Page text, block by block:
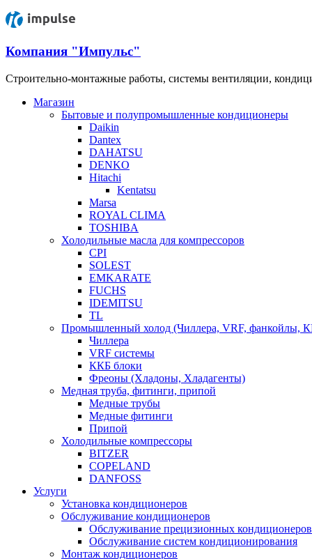
Компания "Импульс"
Строительно-монтажные работы, системы вентиляции,
Магазин
Бытовые и полупромышленные кондиционеры
Daikin
Dantex
DAHATSU
DENKO
Hitachi
Kentatsu
Marsa
ROYAL CLIMA
TOSHIBA
Холодильные масла для компрессоров
CPI
SOLEST
EMKARATE
FUCHS
IDEMITSU
TL
Промышленный холод (Чиллера, VRF, фанкойлы,
Чиллера
VRF системы
ККБ блоки
Фреоны (Хладоны, Хладагенты)
Медная труба, фитинги, припой
Медные трубы
Медные фитинги
Припой
Холодильные компрессоры
BITZER
COPELAND
DANFOSS
Услуги
Установка кондиционеров
Обслуживание кондиционеров
Обслуживание прецизионных кондиционеров
Обслуживание систем кондиционирования
Монтаж кондиционеров